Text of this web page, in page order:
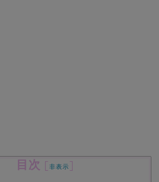
目次 [ 非表示]